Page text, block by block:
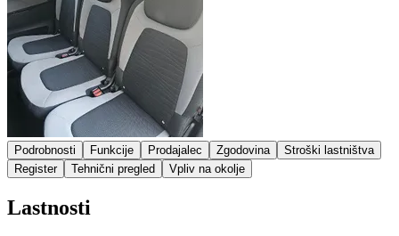
Podrobnosti Funkcije Prodajalec Zgodovina
Stroški lastništva
Register
Tehnični pregled Vpliv na okolje
Lastnosti